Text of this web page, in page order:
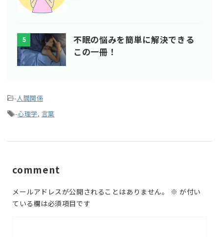
5
不眠の悩みを簡単に解決できる
この一冊！
-人間関係
-心理学, 言葉
comment
メールアドレスが公開されることはありません。 ※ が付い
ている欄は必須項目です